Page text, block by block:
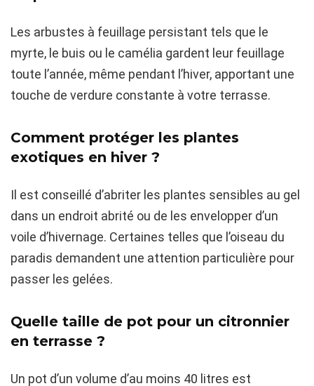
Les arbustes à feuillage persistant tels que le
myrte, le buis ou le camélia gardent leur feuillage
toute l’année, même pendant l’hiver, apportant une
touche de verdure constante à votre terrasse.
Comment protéger les plantes
exotiques en hiver ?
Il est conseillé d’abriter les plantes sensibles au gel
dans un endroit abrité ou de les envelopper d’un
voile d’hivernage. Certaines telles que l’oiseau du
paradis demandent une attention particulière pour
passer les gelées.
Quelle taille de pot pour un citronnier
en terrasse ?
Un pot d’un volume d’au moins 40 litres est